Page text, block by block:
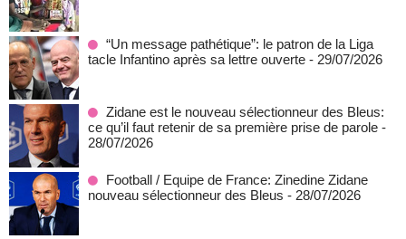
“Un message pathétique”: le patron de la Liga
tacle Infantino après sa lettre ouverte - 29/07/2026
Zidane est le nouveau sélectionneur des Bleus:
ce qu’il faut retenir de sa première prise de parole -
28/07/2026
Football / Equipe de France: Zinedine Zidane
nouveau sélectionneur des Bleus - 28/07/2026